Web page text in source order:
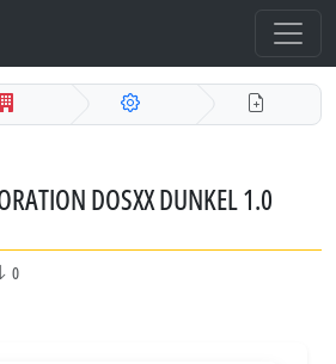
DOSXX DUNKEL 1.0
0